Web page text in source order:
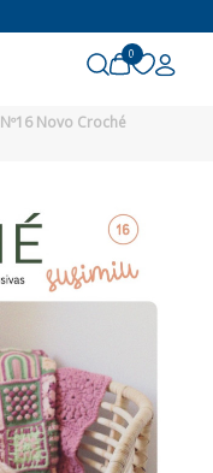
0
Nº16 Novo Croché